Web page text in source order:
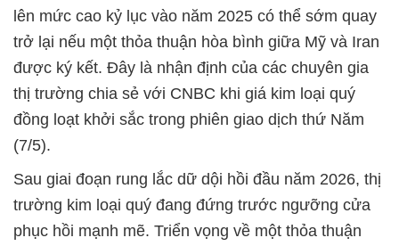
lên mức cao kỷ lục vào năm 2025 có thể sớm quay
trở lại nếu một thỏa thuận hòa bình giữa Mỹ và Iran
được ký kết. Đây là nhận định của các chuyên gia
thị trường chia sẻ với CNBC khi giá kim loại quý
đồng loạt khởi sắc trong phiên giao dịch thứ Năm
(7/5).
Sau giai đoạn rung lắc dữ dội hồi đầu năm 2026, thị
trường kim loại quý đang đứng trước ngưỡng cửa
phục hồi mạnh mẽ. Triển vọng về một thỏa thuận